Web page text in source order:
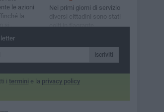
le azioni
la
Nei primi giorni di servizio
diversi cittadini sono stati
colti in flagrante
Iscriviti
i termini e la privacy policy